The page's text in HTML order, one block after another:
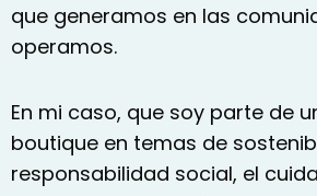
que generamos en las
operamos.
En mi caso, que soy parte de
boutique en temas de
responsabilidad social, el